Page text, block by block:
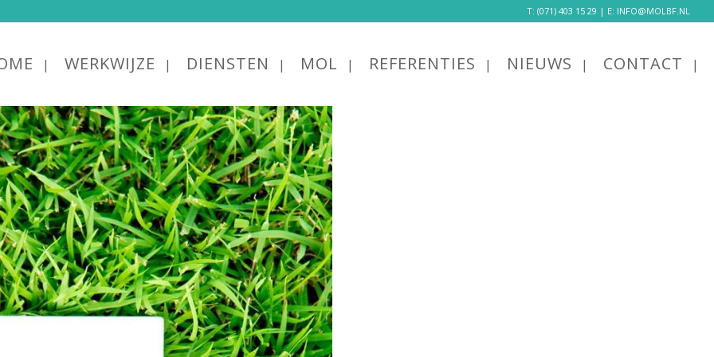
T: (071) 403 15 29 | E: INFO@MOLBF.NL
WERKWIJZE DIENSTEN MOL REFERENTIES NIEUWS CONTACT